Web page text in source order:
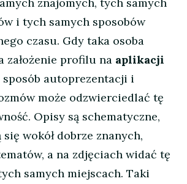
i tych samych sposobów
czasu. Gdy taka osoba
założenie profilu na aplikacji
sposób autoprezentacji i
może odzwierciedlać tę
Opisy są schematyczne,
wokół dobrze znanych,
a na zdjęciach widać tę
samych miejscach. Taki